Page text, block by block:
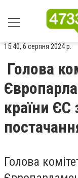
15:40, 6 серпня 2024 р.
Голова
країни ЄС
Голова